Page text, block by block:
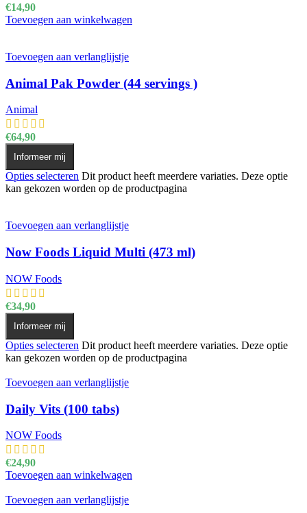
€14,90
Toevoegen aan winkelwagen
Toevoegen aan verlanglijstje
Animal Pak Powder (44 servings )
Animal
€64,90
Informeer mij
Opties selecteren Dit product heeft meerdere variaties. Deze optie
kan gekozen worden op de productpagina
Toevoegen aan verlanglijstje
Now Foods Liquid Multi (473 ml)
NOW Foods
€34,90
Informeer mij
Opties selecteren Dit product heeft meerdere variaties. Deze optie
kan gekozen worden op de productpagina
Toevoegen aan verlanglijstje
Daily Vits (100 tabs)
NOW Foods
€24,90
Toevoegen aan winkelwagen
Toevoegen aan verlanglijstje